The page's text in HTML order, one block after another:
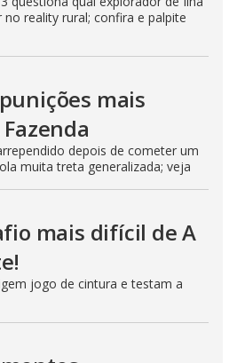
no reality rural; confira e palpite
mais
depois de cometer um
muita treta generalizada; veja
mais difícil de A
jogo de cintura e testam a